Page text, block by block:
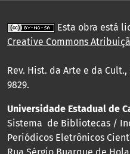
Esta obra está
Creative Commons
Rev. Hist. da Arte e da Cult.,
9829.
Universidade Estadual de
Sistema de Bibliotecas /
Periódicos Eletrônicos